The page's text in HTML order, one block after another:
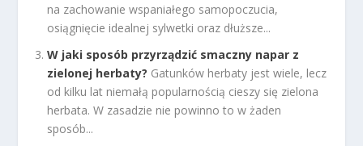
na zachowanie wspaniałego samopoczucia,
osiągnięcie idealnej sylwetki oraz dłuższe...
W jaki sposób przyrządzić smaczny napar z
zielonej herbaty? Gatunków herbaty jest wiele, lecz
od kilku lat niemałą popularnością cieszy się zielona
herbata. W zasadzie nie powinno to w żaden
sposób...